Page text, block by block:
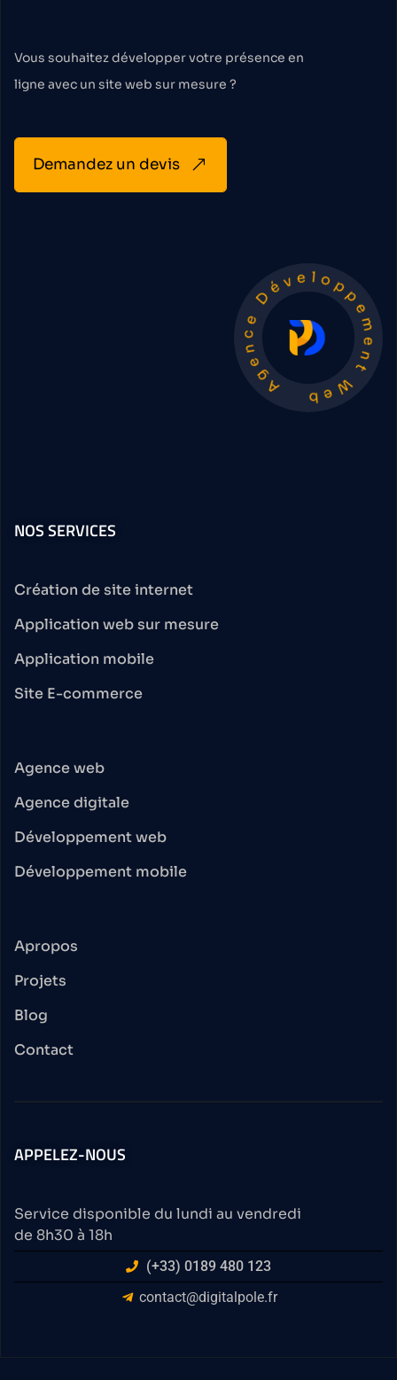
Faisonslepremierpas
Vous souhaitez développer votre présence en
ligne avec un site web sur mesure ?
Demandez un devis
Agence
NOS SERVICES
Création de site internet
Application web sur mesure
Application mobile
Site E-commerce
Agence web
Agence digitale
Développement web
Développement mobile
Apropos
Projets
Blog
Contact
APPELEZ-NOUS
Service disponible du lundi au vendredi
de 8h30 à 18h
(+33) 0189 480 123
contact@digitalpole.fr